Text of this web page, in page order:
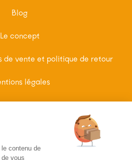
Blog
Le concept
de vente et politique de retour
légales
contenu de
vous